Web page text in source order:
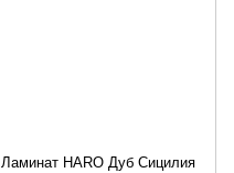
Ламинат HARO Дуб Сицилия